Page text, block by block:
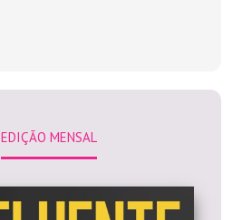
EDIÇÃO MENSAL